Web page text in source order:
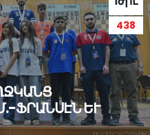
438
ՖՐԱՆՍԷՆ ԵՒ